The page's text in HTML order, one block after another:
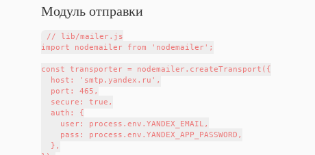
Модуль отправки
// lib/mailer.js
import nodemailer from 'nodemailer';
const transporter = nodemailer.createTransport({
  host: 'smtp.yandex.ru',
  port: 465,
  secure: true,
  auth: {
    user: process.env.YANDEX_EMAIL,
    pass: process.env.YANDEX_APP_PASSWORD,
  },